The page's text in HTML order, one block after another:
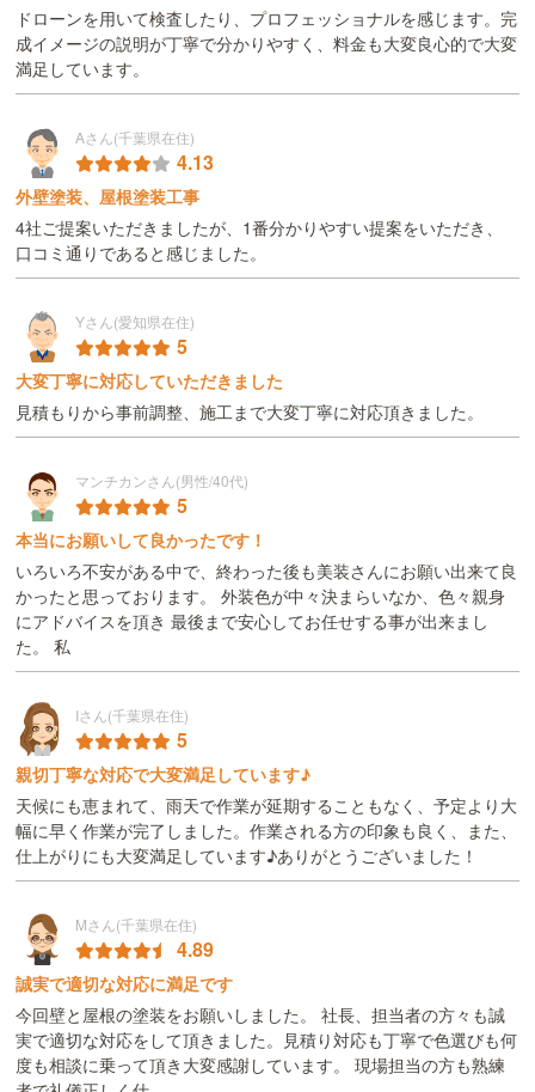
ドローンを用いて検査したり、プロフェッショナルを感じます。完
成イメージの説明が丁寧で分かりやすく、料金も大変良心的で大変
満足しています。
Aさん(千葉県在住)
4.13
外壁塗装、屋根塗装工事
4社ご提案いただきましたが、1番分かりやすい提案をいただき、
口コミ通りであると感じました。
Yさん(愛知県在住)
5
大変丁寧に対応していただきました
見積もりから事前調整、施工まで大変丁寧に対応頂きました。
マンチカンさん(男性/40代)
5
本当にお願いして良かったです！
いろいろ不安がある中で、終わった後も美装さんにお願い出来て良
かったと思っております。 外装色が中々決まらいなか、色々親身
にアドバイスを頂き 最後まで安心してお任せする事が出来まし
た。 私
Iさん(千葉県在住)
5
親切丁寧な対応で大変満足しています♪
天候にも恵まれて、雨天で作業が延期することもなく、予定より大
幅に早く作業が完了しました。作業される方の印象も良く、また、
仕上がりにも大変満足しています♪ありがとうございました！
Mさん(千葉県在住)
4.89
誠実で適切な対応に満足です
今回壁と屋根の塗装をお願いしました。 社長、担当者の方々も誠
実で適切な対応をして頂きました。見積り対応も丁寧で色選びも何
度も相談に乗って頂き大変感謝しています。 現場担当の方も熟練